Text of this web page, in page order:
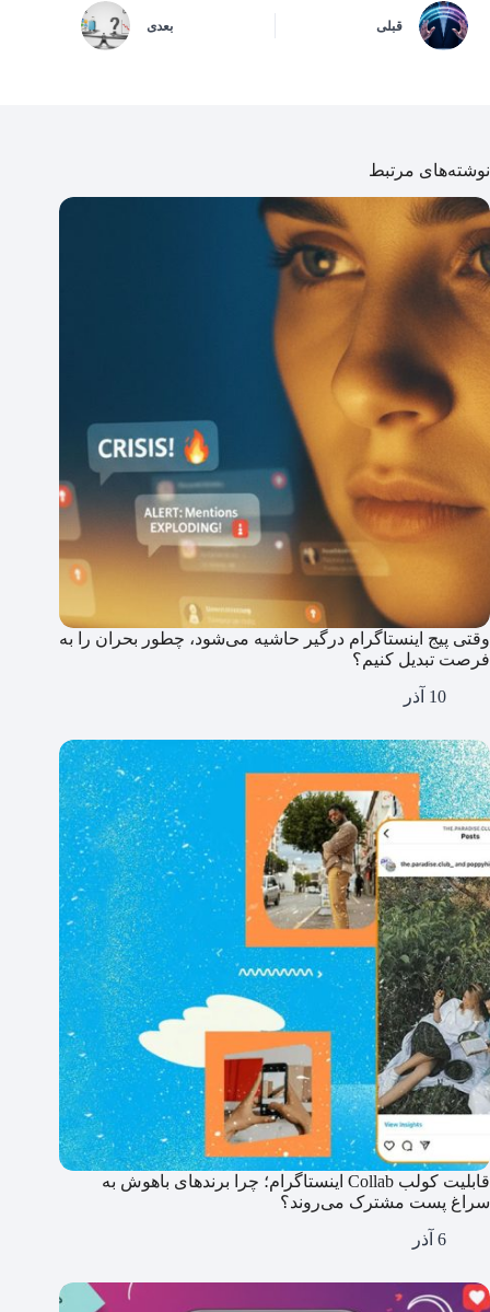
قبلی بعدی
نوشته‌های مرتبط
وقتی پیج اینستاگرام درگیر حاشیه می‌شود، چطور بحران را به
فرصت تبدیل کنیم؟
10 آذر
قابلیت کولب Collab اینستاگرام؛ چرا برندهای باهوش به
سراغ پست مشترک می‌روند؟
6 آذر